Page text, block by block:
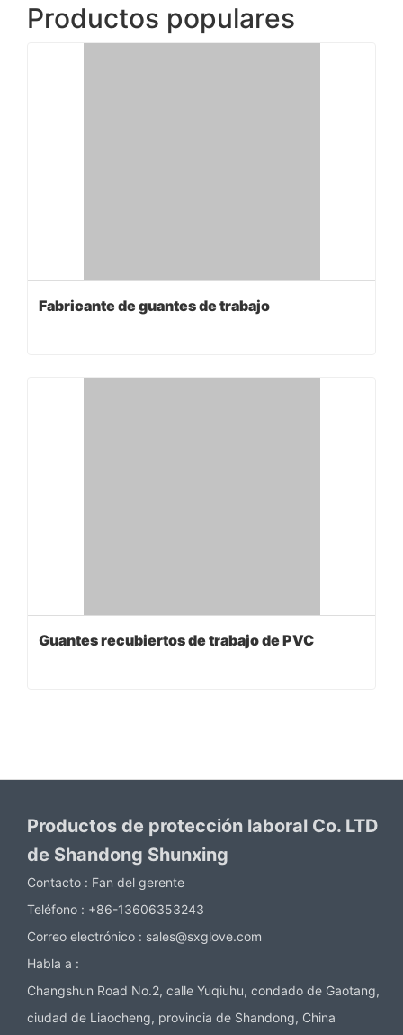
Productos populares
Fabricante de guantes de trabajo
Guantes recubiertos de trabajo de PVC
Productos de protección laboral Co. LTD
de Shandong Shunxing
Contacto : Fan del gerente
Teléfono : +86-13606353243
Correo electrónico : sales@sxglove.com
Habla a :
Changshun Road No.2, calle Yuqiuhu, condado de Gaotang,
ciudad de Liaocheng, provincia de Shandong, China